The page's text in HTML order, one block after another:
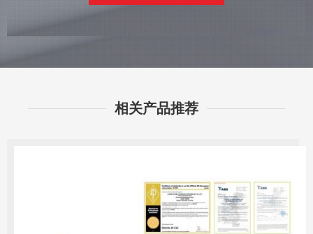
相关产品推荐